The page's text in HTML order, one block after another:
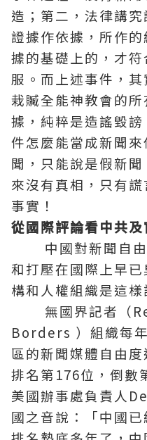
造；第二，法律講
證據作依據，所作
據的基礎上的，才
服。而上述事件，
栽贓全能神教會的
據，純粹是造謠毀
件怎麼能當成新聞
聞，只能說是假新
來沒有真相，只有
事實！
從國際評論看中共
中國對新聞自由
和打壓在國際上早
構和人權組織是這樣
無國界記者（
Borders ）組織每
區的新聞媒體自由
排名第176位，倒數
美國辦事處負責人
國之音說：「中國